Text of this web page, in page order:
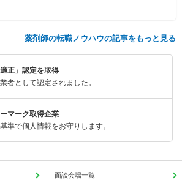
薬剤師の転職ノウハウの記事をもっと見る
適正」認定を取得
者として認定されました。
マーク取得企業
準で個人情報をお守りします。
面談会場一覧